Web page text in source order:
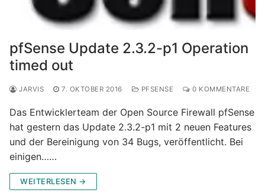
pfSense Update 2.3.2-p1 Operation
timed out
JARVIS 7. OKTOBER 2016 PFSENSE 0 KOMMENTARE
Das Entwicklerteam der Open Source Firewall pfSense
hat gestern das Update 2.3.2-p1 mit 2 neuen Features
und der Bereinigung von 34 Bugs, veröffentlicht. Bei
einigen……
WEITERLESEN →